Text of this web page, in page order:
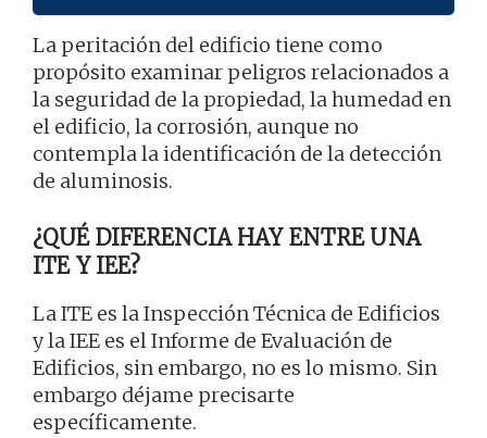
La peritación del edificio tiene como
propósito examinar peligros relacionados a
la seguridad de la propiedad, la humedad en
el edificio, la corrosión, aunque no
contempla la identificación de la detección
de aluminosis.
¿QUÉ DIFERENCIA HAY ENTRE UNA
ITE Y IEE?
La ITE es la Inspección Técnica de Edificios
y la IEE es el Informe de Evaluación de
Edificios, sin embargo, no es lo mismo. Sin
embargo déjame precisarte
específicamente.